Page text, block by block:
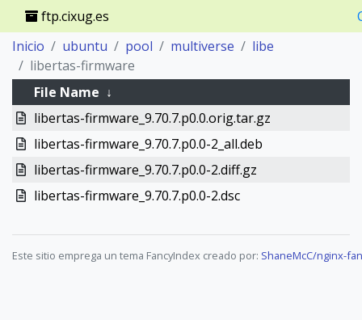
ftp.cixug.es
Inicio
ubuntu pool multiverse
libe
libertas-firmware
File Name ↓
libertas-firmware_9.70.7.p0.0.orig.tar.gz
libertas-firmware_9.70.7.p0.0-2_all.deb
libertas-firmware_9.70.7.p0.0-2.diff.gz
libertas-firmware_9.70.7.p0.0-2.dsc
Este sitio emprega un tema FancyIndex creado por: ShaneMcC/nginx-